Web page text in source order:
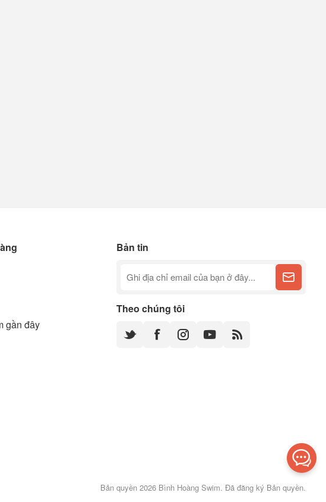
gần đây
Bản tin
Theo chúng tôi
Bản quyền 2026 Bình Hoàng Swim. Đã đăng ký Bản quyền.